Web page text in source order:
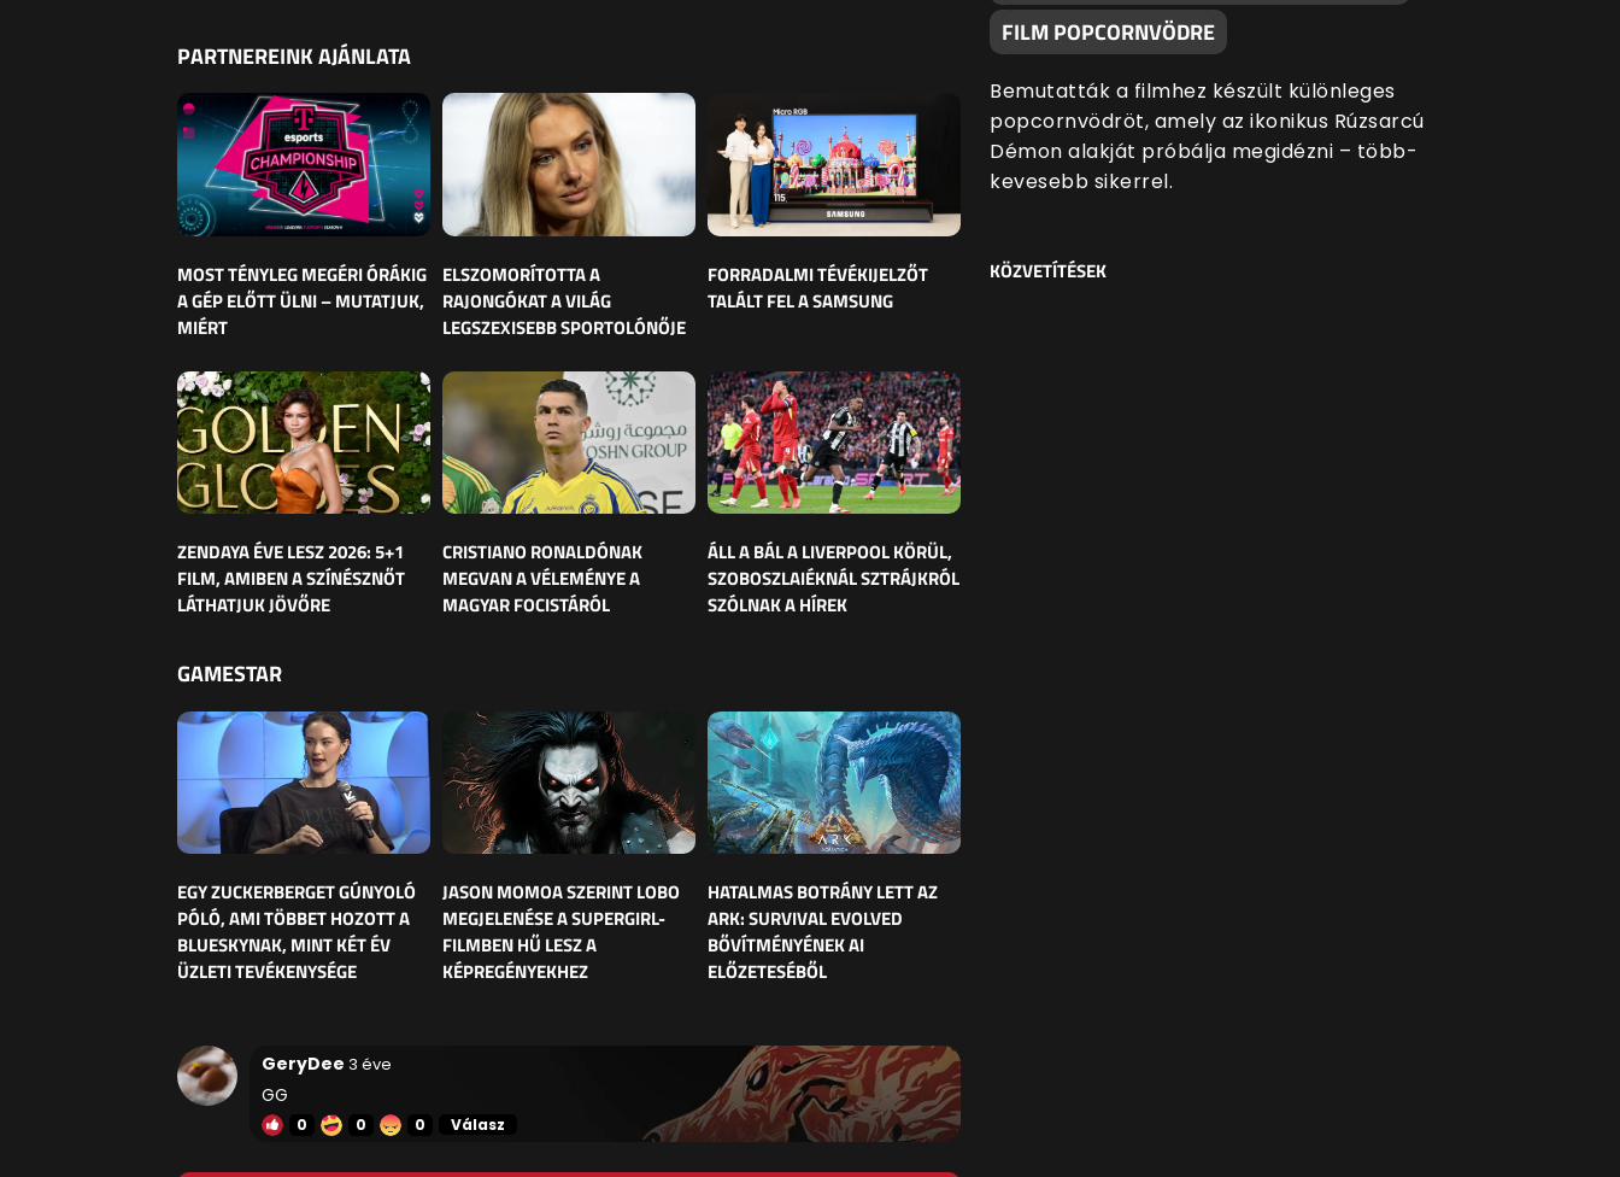
PARTNEREINK AJÁNLATA
MOST TÉNYLEG MEGÉRI ÓRÁKIG
A GÉP ELŐTT ÜLNI – MUTATJUK,
MIÉRT
ELSZOMORÍTOTTA A
RAJONGÓKAT A VILÁG
LEGSZEXISEBB SPORTOLÓNŐJE
FORRADALMI TÉVÉKIJELZŐT
TALÁLT FEL A SAMSUNG
ZENDAYA ÉVE LESZ 2026: 5+1
FILM, AMIBEN A SZÍNÉSZNŐT
LÁTHATJUK JÖVŐRE
CRISTIANO RONALDÓNAK
MEGVAN A VÉLEMÉNYE A
MAGYAR FOCISTÁRÓL
ÁLL A BÁL A LIVERPOOL KÖRÜL,
SZOBOSZLAIÉKNÁL SZTRÁJKRÓL
SZÓLNAK A HÍREK
GAMESTAR
EGY ZUCKERBERGET GÚNYOLÓ
PÓLÓ, AMI TÖBBET HOZOTT A
BLUESKYNAK, MINT KÉT ÉV
ÜZLETI TEVÉKENYSÉGE
JASON MOMOA SZERINT LOBO
MEGJELENÉSE A SUPERGIRL-
FILMBEN HŰ LESZ A
KÉPREGÉNYEKHEZ
HATALMAS BOTRÁNY LETT AZ
ARK: SURVIVAL EVOLVED
BŐVÍTMÉNYÉNEK AI
ELŐZETESÉBŐL
GeryDee 3 éve
GG
0 0 0 Válasz
FILM POPCORNVÖDRE
Bemutatták a filmhez készült különleges
popcornvödröt, amely az ikonikus Rúzsarcú
Démon alakját próbálja megidézni – több-
kevesebb sikerrel.
KÖZVETÍTÉSEK